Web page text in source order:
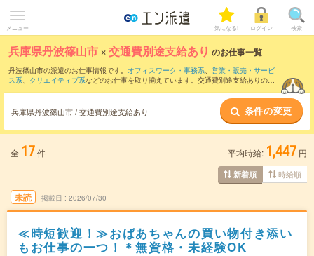
メニュー 気になる! ログイン 検索
兵庫県丹波篠山市 ×交通費別途支給あり のお仕事一覧
丹波篠山市の派遣のお仕事情報です。 オフィスワーク・事務系、 営業・販売・サービ
ス系、 クリエイティブ系などのお仕事を取り揃えています。交通費別途支給ありの条
兵庫県丹波篠山市 / 交通費別途支給あり 条件の変更
全 17件 平均時給: 1,447 円
新着順 時給順
未読 掲載日 2026/07/30
≪時短歓迎！≫おばあちゃんの買い物付き添い
もお仕事の一つ！＊無資格・未経験OK